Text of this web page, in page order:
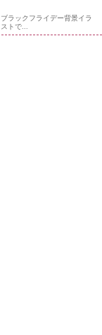
ブラックフライデー背景イラ
ストで...